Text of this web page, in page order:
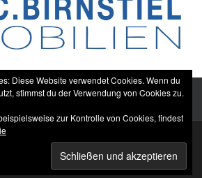
Datenschutzerklärung
e.V.© All rights reserved.
Diese Website verwendet Cookies. Wenn du
stimmst du der Verwendung von Cookies zu.
zur Kontrolle von Cookies, findest